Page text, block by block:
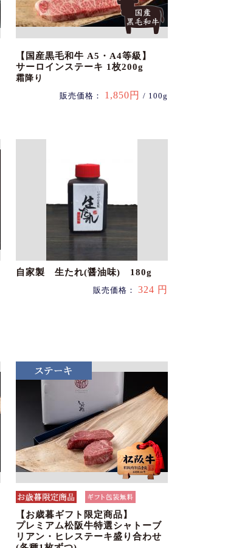
【国産黒毛和牛 A5・A4等級】
サーロインステーキ 1枚200g
霜降り
販売価格： 1,850円 / 100g
自家製 生たれ(醤油味) 180g
販売価格： 324 円
【お歳暮ギフト限定商品】
プレミアム松阪牛特選シャトーブ
リアン・ヒレステーキ盛り合わせ